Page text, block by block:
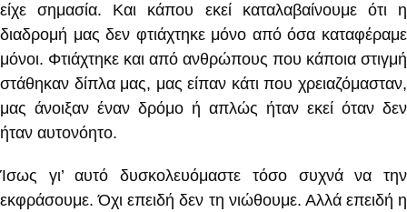
είχε σημασία. Και κάπου εκεί καταλαβαίνουμε ότι η
διαδρομή μας δεν φτιάχτηκε μόνο από όσα καταφέραμε
μόνοι. Φτιάχτηκε και από ανθρώπους που κάποια στιγμή
στάθηκαν δίπλα μας, μας είπαν κάτι που χρειαζόμασταν,
μας άνοιξαν έναν δρόμο ή απλώς ήταν εκεί όταν δεν
ήταν αυτονόητο.
Ίσως γι’ αυτό δυσκολευόμαστε τόσο συχνά να την
εκφράσουμε. Όχι επειδή δεν τη νιώθουμε. Αλλά επειδή η